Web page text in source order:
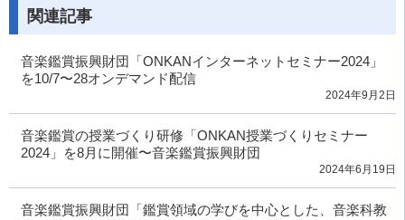
関連記事
音楽鑑賞振興財団「ONKANインターネットセミナー2024」
を10/7〜28オンデマンド配信
2024年9月2日
音楽鑑賞の授業づくり研修「ONKAN授業づくりセミナー
2024」を8月に開催〜音楽鑑賞振興財団
2024年6月19日
音楽鑑賞振興財団「鑑賞領域の学びを中心とした、音楽科教